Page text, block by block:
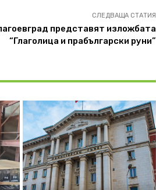
СЛЕДВАЩА СТАТИЯ
представят изложбата
“Глаголица и прабългарски руни”